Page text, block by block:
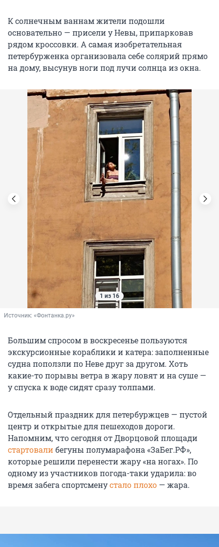
К солнечным ваннам жители подошли
основательно — присели у Невы, припарковав
рядом кроссовки. А самая изобретательная
петербурженка организовала себе солярий прямо
на дому, высунув ноги под лучи солнца из окна.
1 из 16
Источник: «Фонтанка.ру»
Большим спросом в воскресенье пользуются
экскурсионные кораблики и катера: заполненные
судна поползли по Неве друг за другом. Хоть
какие-то порывы ветра в жару ловят и на суше —
у спуска к воде сидят сразу толпами.
Отдельный праздник для петербуржцев — пустой
центр и открытые для пешеходов дороги.
Напомним, что сегодня от Дворцовой площади
стартовалибегуны полумарафона «ЗаБег.РФ»,
которые решили перенести жару «на ногах». По
одному из участников погода-таки ударила: во
время забега спортсменустало плохо — жара.